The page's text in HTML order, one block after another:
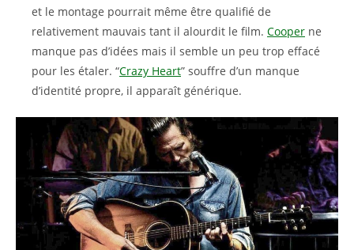
et le montage pourrait même être qualifié de
relativement mauvais tant il alourdit le film. Cooper ne
manque pas d’idées mais il semble un peu trop effacé
pour les étaler. “Crazy Heart” souffre d’un manque
d’identité propre, il apparaît générique.